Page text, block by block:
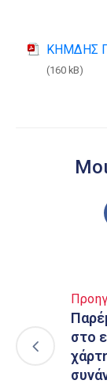
ΚΗΜΔΗΣ
(160 kB)
στο